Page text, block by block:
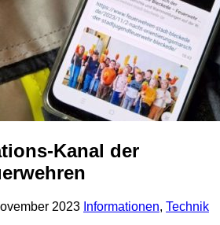
Kanal der
2023 Informationen, Technik